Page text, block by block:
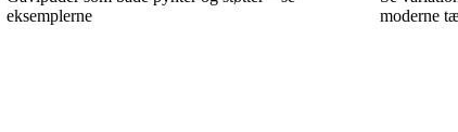
eksemplerne
moderne